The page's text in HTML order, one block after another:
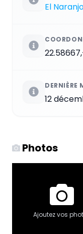
El
DERNIÈRE
12
Photos
Ajoutez vos